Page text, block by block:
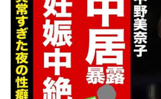
恐怖の秘密がヤバすぎた！【